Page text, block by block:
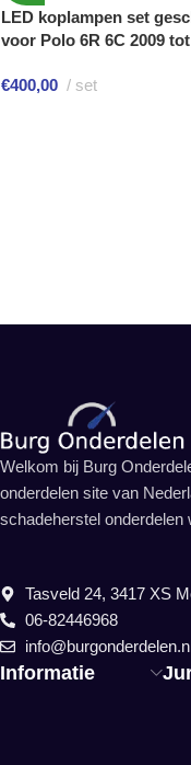
LED koplampen set
voor Polo 6R 6C 2009
€400,00 set
Informatie
Welkom bij Burg
onderdelen site van
schadeherstel onderdelen
Tasveld 24, 3417 XS
06-82446968